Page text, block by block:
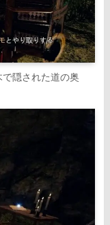
で隠された道の奥